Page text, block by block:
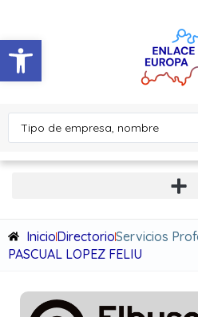
Abrir barra de herramientas
InicioDirectorioServicios
PASCUAL LOPEZ FELIU